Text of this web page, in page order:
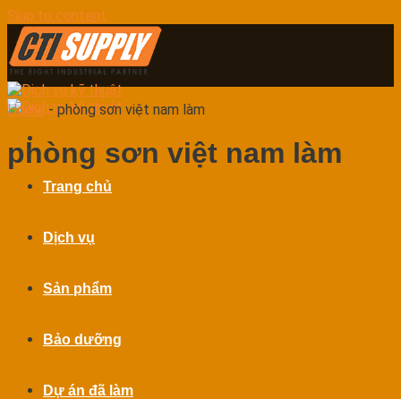
Skip to content
Trang chủ
Dịch vụ
Sản phẩm
Bảo dưỡng
Dự án đã làm
Home-phòng sơn việt nam làm
phòng sơn việt nam làm